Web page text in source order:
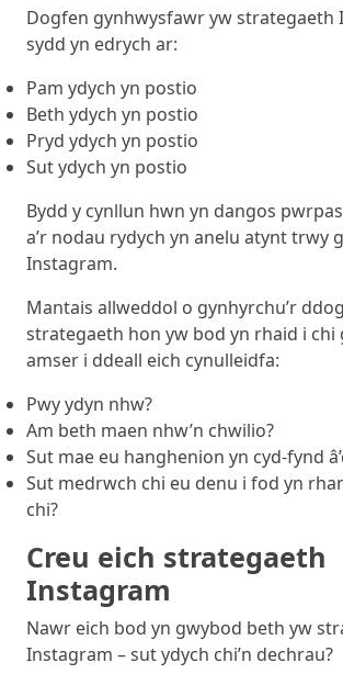
Dogfen gynhwysfawr yw strategaeth
sydd yn edrych ar:
Pam ydych yn postio
Beth ydych yn postio
Pryd ydych yn postio
Sut ydych yn postio
Bydd y cynllun hwn yn dangos
a’r nodau rydych yn anelu atynt trwy
Instagram.
Mantais allweddol o gynhyrchu’r
strategaeth hon yw bod yn rhaid i chi
amser i ddeall eich cynulleidfa:
Pwy ydyn nhw?
Am beth maen nhw’n chwilio?
Sut mae eu hanghenion yn cyd-fynd
Sut medrwch chi eu denu i fod yn
chi?
Creu eich strategaeth
Instagram
Nawr eich bod yn gwybod beth yw
Instagram – sut ydych chi’n dechrau?